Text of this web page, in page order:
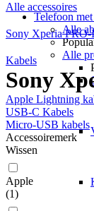
Telefoon
Alle
Alle
Alle accessoires
Sony Xperia PRO-
Kabels
Sony
Apple Lightning
USB-C Kabels
Micro-USB kabels
Accessoiremerk
Wissen
Apple
(1)